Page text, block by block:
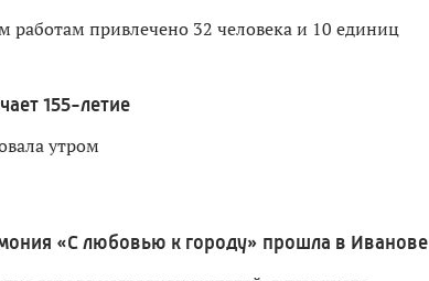
работам привлечено 32 человека и 10 единиц
155-летие
утром
«С любовью к городу» прошла в Иванове